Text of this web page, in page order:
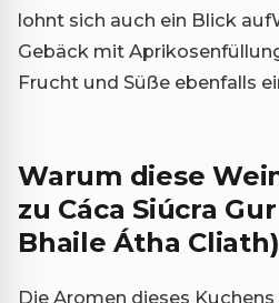
lohnt sich auch ein Blick auf
Gebäck mit
Frucht und Süße ebenfalls
Warum diese
zu Cáca Siúcra
Bhaile Átha
Die Aromen dieses